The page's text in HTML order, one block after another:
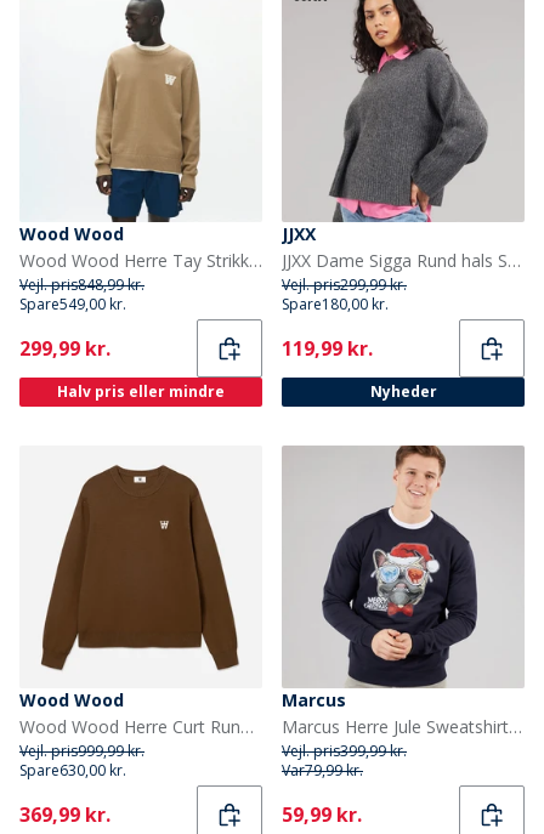
Wood Wood
Wood Wood Herre Tay Strikket Sweater Ermine
Vejl. pris848,99 kr.
Spare549,00 kr.
Current
299,99 kr.
Halv pris eller mindre
JJXX
JJXX Dame Sigga Rund hals Strik Sweater Dark Grey Melange
Vejl. pris299,99 kr.
Spare180,00 kr.
Current
119,99 kr.
Nyheder
Wood Wood
Wood Wood Herre Curt Rund hals Sweater Desert Palm
Vejl. pris999,99 kr.
Spare630,00 kr.
Current
369,99 kr.
Marcus
Marcus Herre Jule Sweatshirt Dark Navy
Vejl. pris399,99 kr.
Var79,99 kr.
Current
59,99 kr.